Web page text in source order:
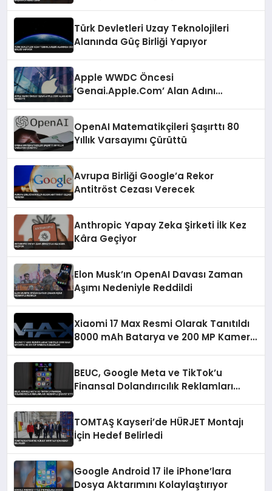
Türk Devletleri Uzay Teknolojileri
Alanında Güç Birliği Yapıyor
Apple WWDC Öncesi
‘Genai.Apple.Com’ Alan Adını
OpenAI Matematikçileri Şaşırttı 80
Yıllık Varsayımı Çürüttü
Avrupa Birliği Google’a Rekor
Antitröst Cezası Verecek
Anthropic Yapay Zeka Şirketi İlk Kez
Kâra Geçiyor
Elon Musk’ın OpenAI Davası Zaman
Aşımı Nedeniyle Reddildi
Xiaomi 17 Max Resmi Olarak Tanıtıldı
8000 mAh Batarya ve 200 MP Kamera
BEUC, Google Meta ve TikTok’u
Finansal Dolandırıcılık Reklamları
TOMTAŞ Kayseri’de HÜRJET Montajı
İçin Hedef Belirledi
Google Android 17 ile iPhone’lara
Dosya Aktarımını Kolaylaştırıyor